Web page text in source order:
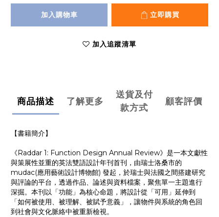
加入購物車 立即購買
加入追蹤清單
商品描述 了解更多
送貨及付
款方式
顧客評價
【書籍簡介】
《Raddar 1: Function Design Annual Review》是一本文獻性
與策展性並重的英法雙語設計年刊首刊，由瑞士洛桑市的
mudac(應用藝術設計博物館) 發起，於瑞士與法國之間搭建研究
與評論的平台，透過作品、論述與資料檔案，聚焦單一主題進行
深掘。本刊以「功能」為核心命題，將設計從「可用」延伸到
「如何被使用、被理解、被賦予意義」，讓物件與系統的角色回
到社會與文化脈絡中被重新檢視。